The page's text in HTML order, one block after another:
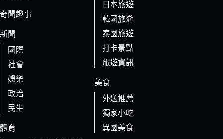
果
奇聞趣事
新聞
國際
社會
娛樂
政治
民生
體育
日本旅遊
韓國旅遊
泰國旅遊
打卡景點
旅遊資訊
美食
外送推薦
獨家小吃
異國美食